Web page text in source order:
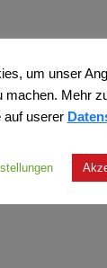
um unser
Mehr
auf userer